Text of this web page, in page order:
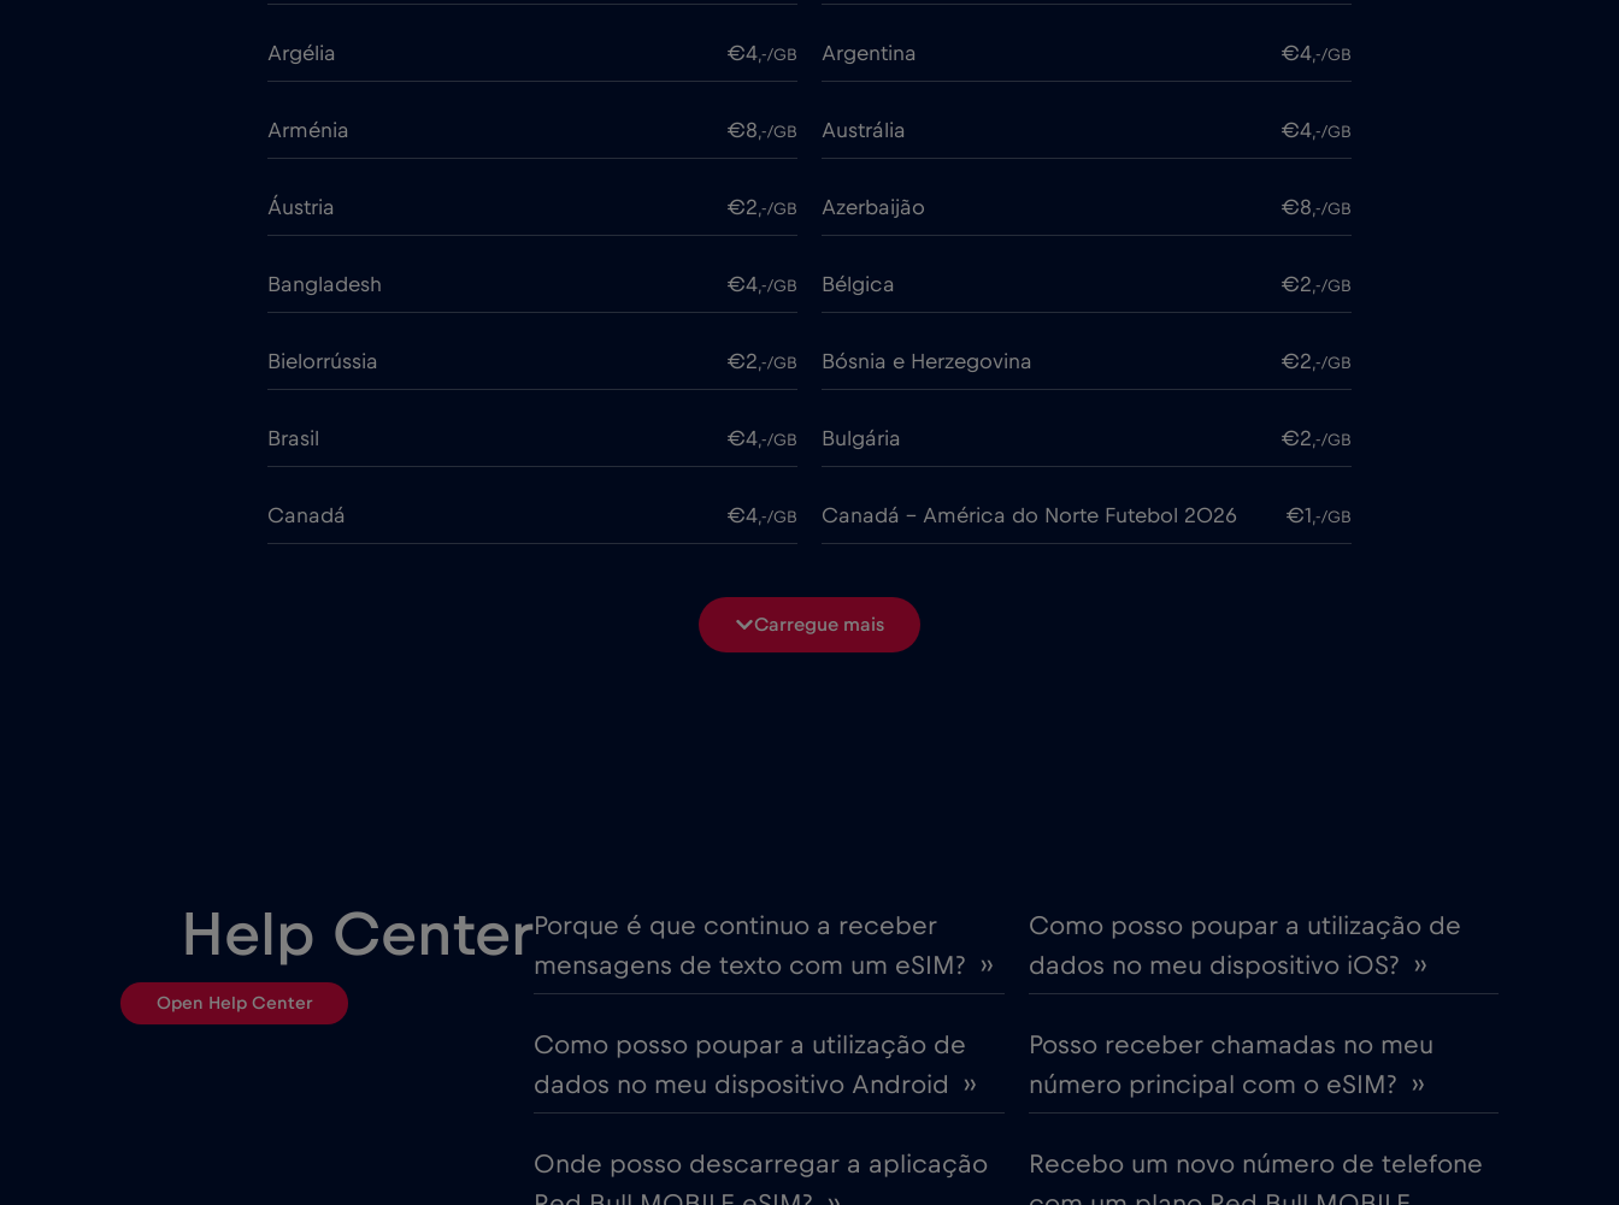
Argélia €4,-/GB Argentina €4,-/GB
Arménia €8,-/GB Austrália €4,-/GB
Áustria €2,-/GB Azerbaijão €8,-/GB
Bangladesh €4,-/GB Bélgica €2,-/GB
Bielorrússia €2,-/GB Bósnia e Herzegovina €2,-/GB
Brasil €4,-/GB Bulgária €2,-/GB
Canadá €4,-/GB Canadá - América do Norte Futebol 2026 €1 ,-/GB
€4,-/GB Chile
Dinamarca €2,-/GB Dubai €5 ,-/GB
€12,-/GB Emirados Árabes Unidos (EAU) €5,-/GB
Carregue mais
Help Center
Open Help Center
Porque é que continuo a receber
mensagens de texto com um eSIM? ››
Como posso poupar a utilização de
dados no meu dispositivo iOS? ››
Como posso poupar a utilização de
dados no meu dispositivo Android ››
Posso receber chamadas no meu
número principal com o eSIM? ››
Onde posso descarregar a aplicação
Recebo um novo número de telefone